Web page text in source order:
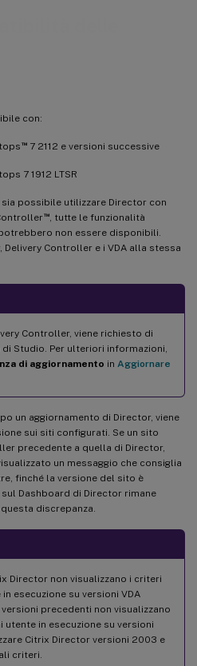
con:
™7 2112 e versioni successive
7 1912 LTSR
possibile utilizzare Director con
™, tutte le funzionalità
non essere disponibili.
Controller e i VDA alla stessa
Controller, viene richiesto di
Studio. Per ulteriori informazioni,
di aggiornamento in Aggiornare
un aggiornamento di Director, viene
sui siti configurati. Se un sito
precedente a quella di Director,
un messaggio che consiglia
finché la versione del sito è
Dashboard di Director rimane
discrepanza.
Director non visualizzano i criteri
esecuzione su versioni VDA
precedenti non visualizzano
in esecuzione su versioni
Citrix Director versioni 2003 e
criteri.